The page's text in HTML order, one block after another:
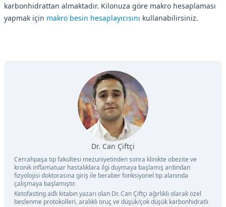
karbonhidrattan almaktadır. Kilonuza göre makro hesaplaması
yapmak için makro besin hesaplayıcısını kullanabilirsiniz.
Dr. Can Çiftçi
Cerrahpaşa tıp fakültesi mezuniyetinden sonra klinikte obezite ve
kronik inflamatuar hastalıklara ilgi duymaya başlamış ardından
fizyolojisi doktorasına giriş ile beraber fonksiyonel tıp alanında
çalışmaya başlamıştır.
Ketofasting adlı kitabın yazarı olan Dr. Can Çiftçi ağırlıklı olarak özel
beslenme protokolleri, aralıklı oruç ve düşük/çok düşük karbonhidratlı